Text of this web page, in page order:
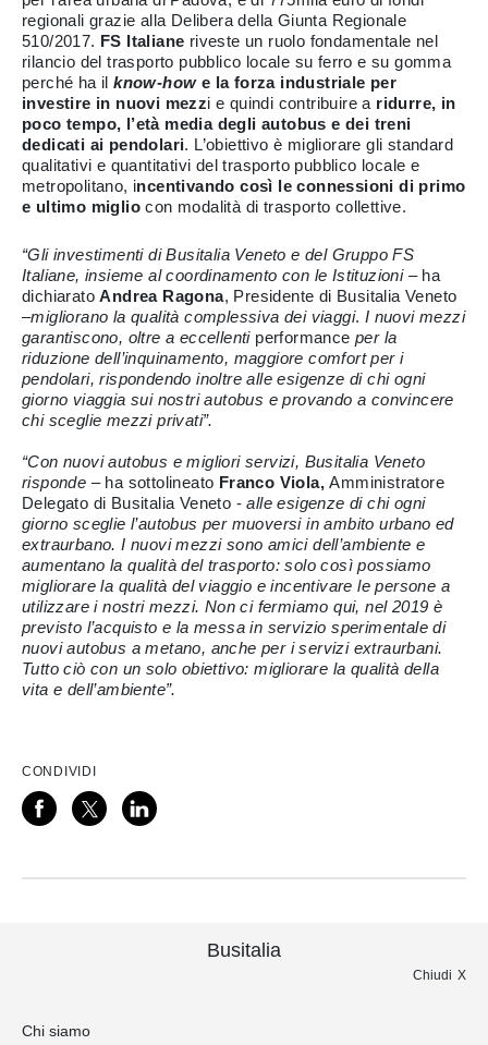
regionali grazie alla Delibera della Giunta Regionale
510/2017. FS Italiane riveste un ruolo fondamentale nel
rilancio del trasporto pubblico locale su ferro e su gomma
perché ha ilknow-how e la forza industriale per
investire in nuovi mezzi e quindi contribuire a ridurre, in
poco tempo, l’età media degli autobus e dei treni
dedicati ai pendolari. L’obiettivo è migliorare gli standard
qualitativi e quantitativi del trasporto pubblico locale e
metropolitano, incentivando così le connessioni di primo
e ultimo miglio con modalità di trasporto collettive.
“Gli investimenti di Busitalia Veneto e del Gruppo FS
Italiane, insieme al coordinamento con le Istituzioni – ha
dichiaratoAndrea Ragona, Presidente di Busitalia Veneto
–migliorano la qualità complessiva dei viaggi. I nuovi mezzi
garantiscono, oltre a eccellenti performance per la
riduzione dell’inquinamento, maggiore comfort per i
pendolari, rispondendo inoltre alle esigenze di chi ogni
giorno viaggia sui nostri autobus e provando a convincere
chi sceglie mezzi privati”.
“Con nuovi autobus e migliori servizi, Busitalia Veneto
risponde – ha sottolineato Franco Viola, Amministratore
Delegato di Busitalia Veneto -alle esigenze di chi ogni
giorno sceglie l’autobus per muoversi in ambito urbano ed
extraurbano. I nuovi mezzi sono amici dell’ambiente e
aumentano la qualità del trasporto: solo così possiamo
migliorare la qualità del viaggio e incentivare le persone a
utilizzare i nostri mezzi. Non ci fermiamo qui, nel 2019 è
previsto l’acquisto e la messa in servizio sperimentale di
nuovi autobus a metano, anche per i servizi extraurbani.
Tutto ciò con un solo obiettivo: migliorare la qualità della
vita e dell’ambiente”.
CONDIVIDI
Busitalia
Chiudi
Chi siamo